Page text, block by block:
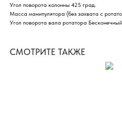
Угол поворота колонны 425 град.
Масса манипулятора (без захвата с
Угол поворота вала ротатора Бесконечный
СМОТРИТЕ ТАКЖЕ